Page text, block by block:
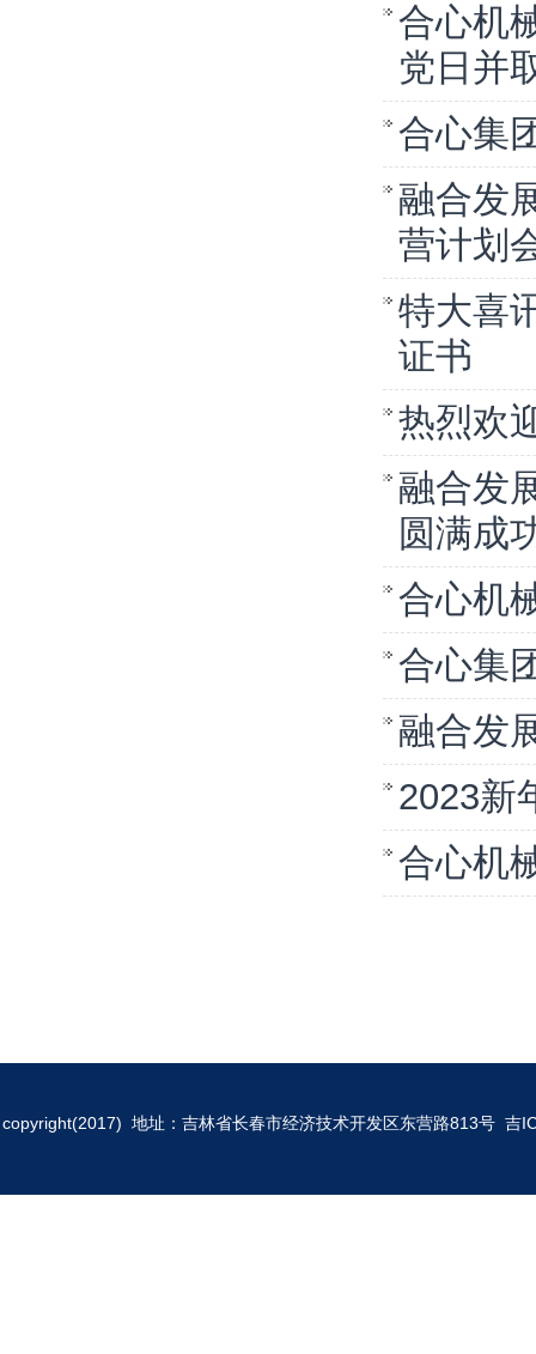
合心机
党日并
合心集
融合发
营计划
特大喜
证书
热烈欢
融合发
圆满成
合心机
合心集
融合发
2023新
合心机
copyright(2017) 地址：吉林省长春市经济技术开发区东营路813号 吉